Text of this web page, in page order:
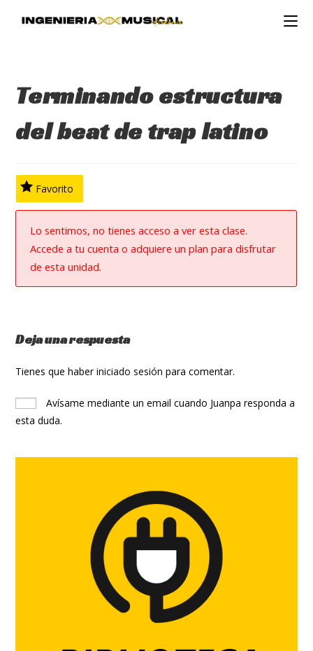
Terminando estructura
del beat de trap latino
Favorito
Lo sentimos, no tienes acceso a ver esta clase.
Accede a tu cuenta o adquiere un plan para disfrutar
de esta unidad.
Deja una respuesta
Tienes que haberiniciado sesión para comentar.
Avísame mediante un email cuando Juanpa responda a
esta duda.